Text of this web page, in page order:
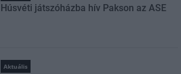
Húsvéti játszóházba hív Pakson az ASE
Aktuális